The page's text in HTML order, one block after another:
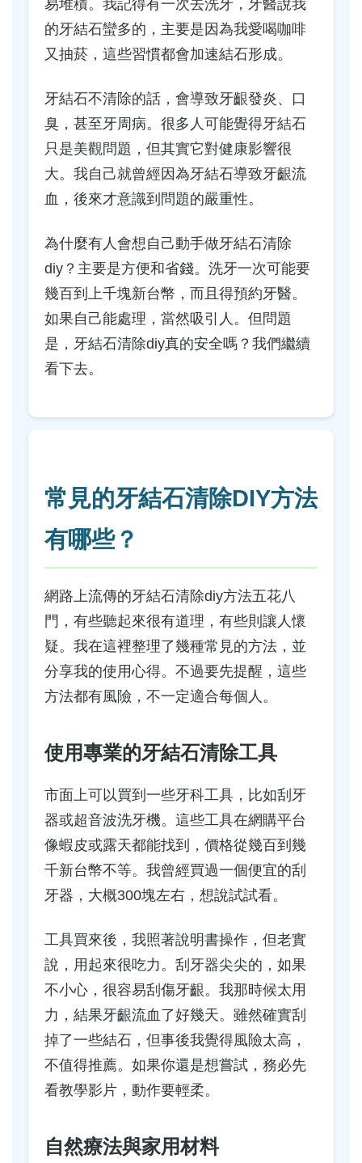
易堆積。我記得有一次去洗牙，牙醫說我
的牙結石蠻多的，主要是因為我愛喝咖啡
又抽菸，這些習慣都會加速結石形成。
牙結石不清除的話，會導致牙齦發炎、口
臭，甚至牙周病。很多人可能覺得牙結石
只是美觀問題，但其實它對健康影響很
大。我自己就曾經因為牙結石導致牙齦流
血，後來才意識到問題的嚴重性。
為什麼有人會想自己動手做牙結石清除
diy？主要是方便和省錢。洗牙一次可能要
幾百到上千塊新台幣，而且得預約牙醫。
如果自己能處理，當然吸引人。但問題
是，牙結石清除diy真的安全嗎？我們繼續
看下去。
常見的牙結石清除DIY方法
有哪些？
網路上流傳的牙結石清除diy方法五花八
門，有些聽起來很有道理，有些則讓人懷
疑。我在這裡整理了幾種常見的方法，並
分享我的使用心得。不過要先提醒，這些
方法都有風險，不一定適合每個人。
使用專業的牙結石清除工具
市面上可以買到一些牙科工具，比如刮牙
器或超音波洗牙機。這些工具在網購平台
像蝦皮或露天都能找到，價格從幾百到幾
千新台幣不等。我曾經買過一個便宜的刮
牙器，大概300塊左右，想說試試看。
工具買來後，我照著說明書操作，但老實
說，用起來很吃力。刮牙器尖尖的，如果
不小心，很容易刮傷牙齦。我那時候太用
力，結果牙齦流血了好幾天。雖然確實刮
掉了一些結石，但事後我覺得風險太高，
不值得推薦。如果你還是想嘗試，務必先
看教學影片，動作要輕柔。
自然療法與家用材料